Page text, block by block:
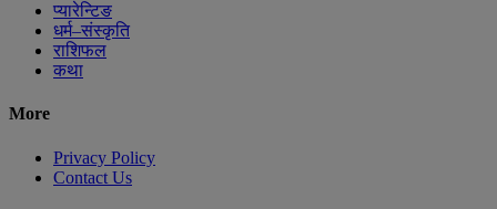
प्यारेन्टिङ
धर्म–संस्कृति
राशिफल
कथा
More
Privacy Policy
Contact Us